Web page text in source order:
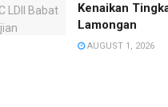
Kenaikan
Lamongan
AUGUST 1, 2026